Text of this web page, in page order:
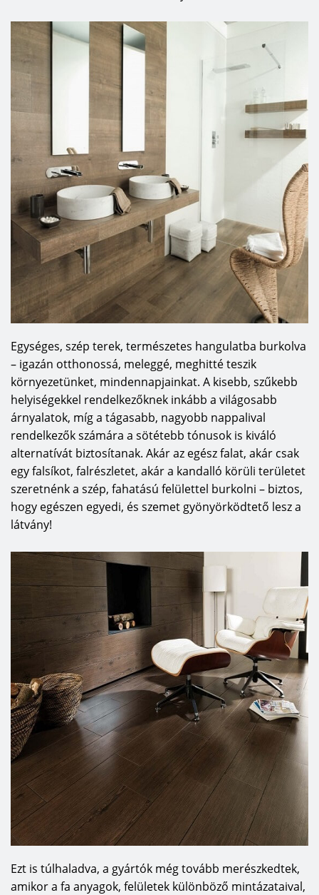
Egységes, szép terek, természetes hangulatba burkolva
– igazán otthonossá, meleggé, meghitté teszik
környezetünket, mindennapjainkat. A kisebb, szűkebb
helyiségekkel rendelkezőknek inkább a világosabb
árnyalatok, míg a tágasabb, nagyobb nappalival
rendelkezők számára a sötétebb tónusok is kiváló
alternatívát biztosítanak. Akár az egész falat, akár csak
egy falsíkot, falrészletet, akár a kandalló körüli területet
szeretnénk a szép, fahatású felülettel burkolni – biztos,
hogy egészen egyedi, és szemet gyönyörködtető lesz a
látvány!
Ezt is túlhaladva, a gyártók még tovább merészkedtek,
amikor a fa anyagok, felületek különböző mintázataival,